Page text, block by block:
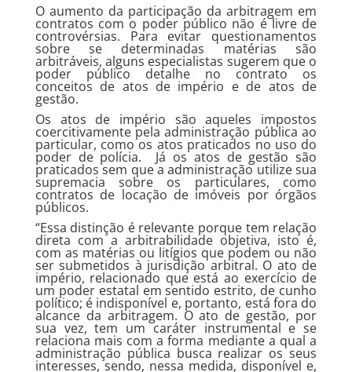
O aumento da participação da arbitragem em
contratos com o poder público não é livre de
controvérsias. Para evitar questionamentos
sobre se determinadas matérias são
arbitráveis, alguns especialistas sugerem que o
poder público detalhe no contrato os
conceitos de atos de império e de atos de
gestão.
Os atos de império são aqueles impostos
coercitivamente pela administração pública ao
particular, como os atos praticados no uso do
poder de polícia. Já os atos de gestão são
praticados sem que a administração utilize sua
supremacia sobre os particulares, como
contratos de locação de imóveis por órgãos
públicos.
“Essa distinção é relevante porque tem relação
direta com a arbitrabilidade objetiva, isto é,
com as matérias ou litígios que podem ou não
ser submetidos à jurisdição arbitral. O ato de
império, relacionado que está ao exercício de
um poder estatal em sentido estrito, de cunho
político; é indisponível e, portanto, está fora do
alcance da arbitragem. O ato de gestão, por
sua vez, tem um caráter instrumental e se
relaciona mais com a forma mediante a qual a
administração pública busca realizar os seus
interesses, sendo, nessa medida, disponível e,